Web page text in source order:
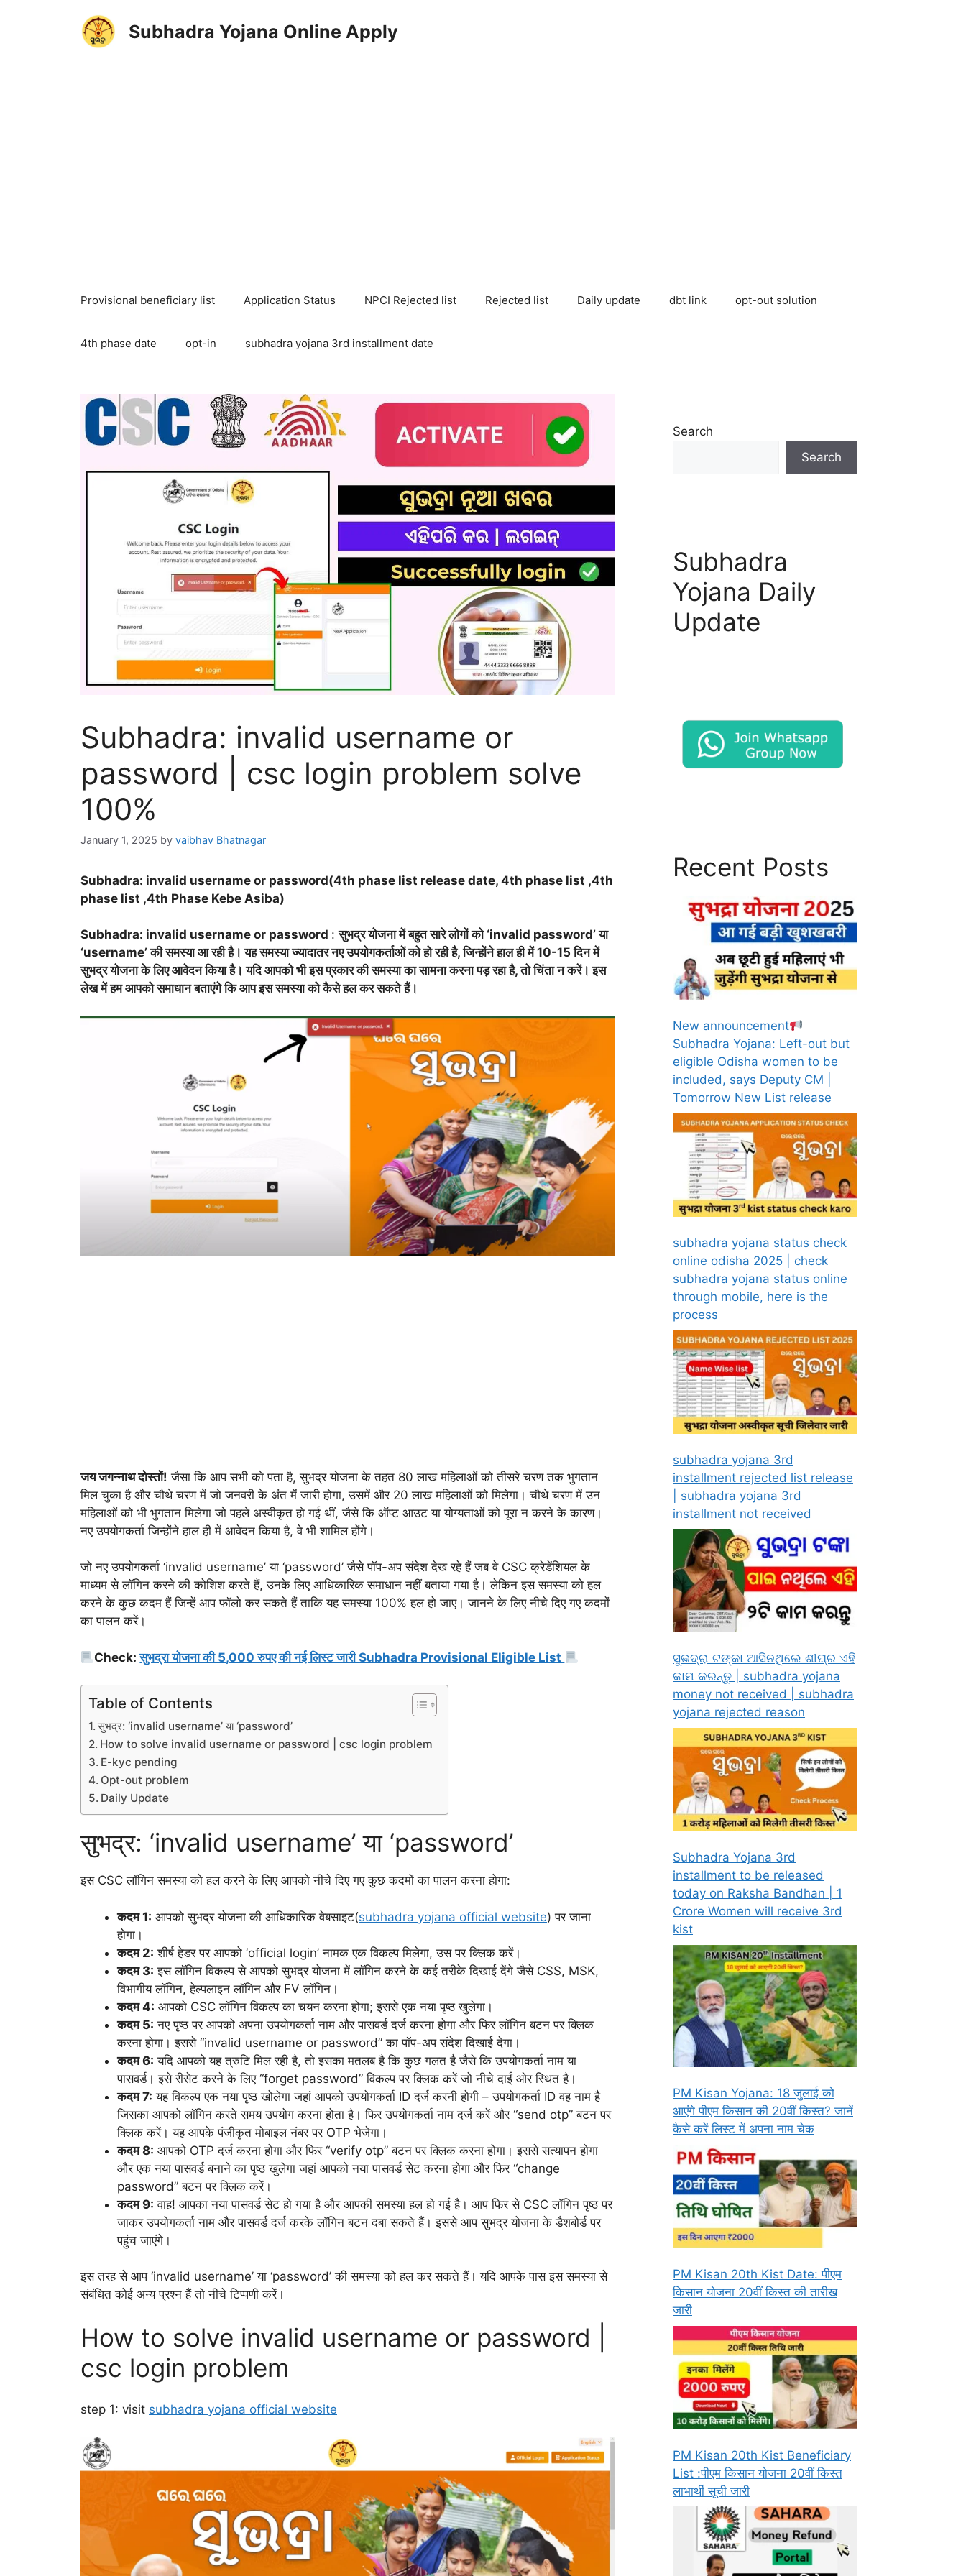
Subhadra Yojana Online Apply
Provisional beneficiary list Application Status NPCI Rejected list Rejected list Daily update dbt link opt-out solution
4th phase date opt-in subhadra yojana 3rd installment date
Subhadra: invalid username or
password | csc login problem solve
100%
January 1, 2025 by vaibhav Bhatnagar
Subhadra: invalid username or password(4th phase list release date, 4th phase list ,4th
phase list ,4th Phase Kebe Asiba)
Subhadra: invalid username or password :सुभद्र योजना में बहुत सारे लोगों को ‘invalid password’ या
‘username’ की समस्या आ रही है। यह समस्या ज्यादातर नए उपयोगकर्ताओं को हो रही है, जिन्होंने हाल ही में 10-15 दिन में
सुभद्र योजना के लिए आवेदन किया है। यदि आपको भी इस प्रकार की समस्या का सामना करना पड़ रहा है, तो चिंता न करें। इस
लेख में हम आपको समाधान बताएंगे कि आप इस समस्या को कैसे हल कर सकते हैं।
जय जगन्नाथ दोस्तों! जैसा कि आप सभी को पता है, सुभद्र योजना के तहत 80 लाख महिलाओं को तीसरे चरण तक भुगतान
मिल चुका है और चौथे चरण में जो जनवरी के अंत में जारी होगा, उसमें और 20 लाख महिलाओं को मिलेगा। चौथे चरण में उन
महिलाओं को भी भुगतान मिलेगा जो पहले अस्वीकृत हो गई थीं, जैसे कि ऑप्ट आउट या योग्यताओं को पूरा न करने के कारण।
नए उपयोगकर्ता जिन्होंने हाल ही में आवेदन किया है, वे भी शामिल होंगे।
जो नए उपयोगकर्ता ‘invalid username’ या ‘password’ जैसे पॉप-अप संदेश देख रहे हैं जब वे CSC क्रेडेंशियल के
माध्यम से लॉगिन करने की कोशिश करते हैं, उनके लिए आधिकारिक समाधान नहीं बताया गया है। लेकिन इस समस्या को हल
करने के कुछ कदम हैं जिन्हें आप फॉलो कर सकते हैं ताकि यह समस्या 100% हल हो जाए। जानने के लिए नीचे दिए गए कदमों
का पालन करें।
Check:सुभद्रा योजना की 5,000 रुपए की नई लिस्ट जारी Subhadra Provisional Eligible List
Table of Contents
सुभद्र: ‘invalid username’ या ‘password’
How to solve invalid username or password | csc login problem
E-kyc pending
Opt-out problem
Daily Update
सुभद्र: ‘invalid username’ या ‘password’
इस CSC लॉगिन समस्या को हल करने के लिए आपको नीचे दिए गए कुछ कदमों का पालन करना होगा:
कदम 1: आपको सुभद्र योजना की आधिकारिक वेबसाइट(subhadra yojana official website) पर जाना
होगा।
कदम 2: शीर्ष हेडर पर आपको ‘official login’ नामक एक विकल्प मिलेगा, उस पर क्लिक करें।
कदम 3: इस लॉगिन विकल्प से आपको सुभद्र योजना में लॉगिन करने के कई तरीके दिखाई देंगे जैसे CSS, MSK,
विभागीय लॉगिन, हेल्पलाइन लॉगिन और FV लॉगिन।
कदम 4: आपको CSC लॉगिन विकल्प का चयन करना होगा; इससे एक नया पृष्ठ खुलेगा।
कदम 5: नए पृष्ठ पर आपको अपना उपयोगकर्ता नाम और पासवर्ड दर्ज करना होगा और फिर लॉगिन बटन पर क्लिक
करना होगा। इससे “invalid username or password” का पॉप-अप संदेश दिखाई देगा।
कदम 6: यदि आपको यह त्रुटि मिल रही है, तो इसका मतलब है कि कुछ गलत है जैसे कि उपयोगकर्ता नाम या
पासवर्ड। इसे रीसेट करने के लिए “forget password” विकल्प पर क्लिक करें जो नीचे दाईं ओर स्थित है।
कदम 7: यह विकल्प एक नया पृष्ठ खोलेगा जहां आपको उपयोगकर्ता ID दर्ज करनी होगी – उपयोगकर्ता ID वह नाम है
जिसका आपको लॉगिन करते समय उपयोग करना होता है। फिर उपयोगकर्ता नाम दर्ज करें और “send otp” बटन पर
क्लिक करें। यह आपके पंजीकृत मोबाइल नंबर पर OTP भेजेगा।
कदम 8: आपको OTP दर्ज करना होगा और फिर “verify otp” बटन पर क्लिक करना होगा। इससे सत्यापन होगा
और एक नया पासवर्ड बनाने का पृष्ठ खुलेगा जहां आपको नया पासवर्ड सेट करना होगा और फिर “change
password” बटन पर क्लिक करें।
कदम 9: वाह! आपका नया पासवर्ड सेट हो गया है और आपकी समस्या हल हो गई है। आप फिर से CSC लॉगिन पृष्ठ पर
जाकर उपयोगकर्ता नाम और पासवर्ड दर्ज करके लॉगिन बटन दबा सकते हैं। इससे आप सुभद्र योजना के डैशबोर्ड पर
पहुंच जाएंगे।
इस तरह से आप ‘invalid username’ या ‘password’ की समस्या को हल कर सकते हैं। यदि आपके पास इस समस्या से
संबंधित कोई अन्य प्रश्न हैं तो नीचे टिप्पणी करें।
How to solve invalid username or password |
csc login problem
step 1: visit subhadra yojana official website
Search
Search
Subhadra
Yojana Daily
Update
Recent Posts
New announcement
Subhadra Yojana: Left-out but
eligible Odisha women to be
included, says Deputy CM |
Tomorrow New List release
subhadra yojana status check
online odisha 2025 | check
subhadra yojana status online
through mobile, here is the
process
subhadra yojana 3rd
installment rejected list release
| subhadra yojana 3rd
installment not received
ସୁଭଦ୍ରା ଟଙ୍କା ଆସିନଥିଲେ ଶୀଘ୍ର ଏହି
କାମ କରନ୍ତୁ | subhadra yojana
money not received | subhadra
yojana rejected reason
Subhadra Yojana 3rd
installment to be released
today on Raksha Bandhan | 1
Crore Women will receive 3rd
kist
PM Kisan Yojana: 18 जुलाई को
आएंगे पीएम किसान की 20वीं किस्त? जानें
कैसे करें लिस्ट में अपना नाम चेक
PM Kisan 20th Kist Date: पीएम
किसान योजना 20वीं किस्त की तारीख
जारी
PM Kisan 20th Kist Beneficiary
List :पीएम किसान योजना 20वीं किस्त
लाभार्थी सूची जारी